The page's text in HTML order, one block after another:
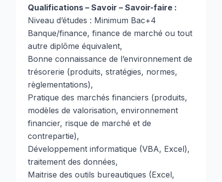
Qualifications – Savoir – Savoir-faire :
Niveau d’études : Minimum Bac+4
Banque/finance, finance de marché ou tout
autre diplôme équivalent,
Bonne connaissance de l’environnement de
trésorerie (produits, stratégies, normes,
règlementations),
Pratique des marchés financiers (produits,
modèles de valorisation, environnement
financier, risque de marché et de
contrepartie),
Développement informatique (VBA, Excel),
traitement des données,
Maitrise des outils bureautiques (Excel,